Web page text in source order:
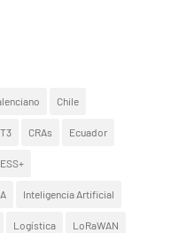
Chile
CRAs Ecuador
ESS+
Inteligencia Artificial
Logística LoRaWAN